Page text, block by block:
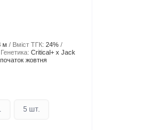
м Вміст ТГК: 24%
Генетика: Critical+ x Jack
початок жовтня
5 шт.